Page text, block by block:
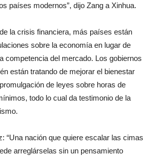
países modernos”, dijo Zang a Xinhua.
la crisis financiera, más países están
sobre la economía en lugar de
competencia del mercado. Los gobiernos
están tratando de mejorar el bienestar
de leyes sobre horas de
todo lo cual da testimonio de la
“Una nación que quiere escalar las cimas
arreglárselas sin un pensamiento